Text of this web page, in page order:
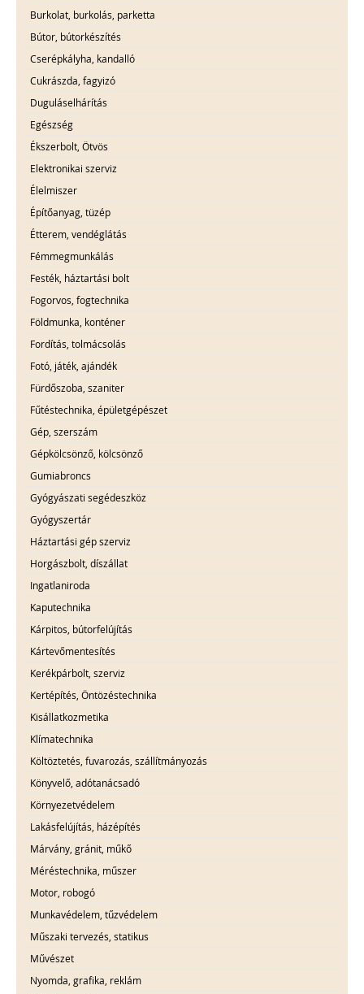
Burkolat, burkolás, parketta
Bútor, bútorkészítés
Cserépkályha, kandalló
Cukrászda, fagyizó
Duguláselhárítás
Egészség
Ékszerbolt, Ötvös
Elektronikai szerviz
Élelmiszer
Építőanyag, tüzép
Étterem, vendéglátás
Fémmegmunkálás
Festék, háztartási bolt
Fogorvos, fogtechnika
Földmunka, konténer
Fordítás, tolmácsolás
Fotó, játék, ajándék
Fürdőszoba, szaniter
Fűtéstechnika, épületgépészet
Gép, szerszám
Gépkölcsönző, kölcsönző
Gumiabroncs
Gyógyászati segédeszköz
Gyógyszertár
Háztartási gép szerviz
Horgászbolt, díszállat
Ingatlaniroda
Kaputechnika
Kárpitos, bútorfelújítás
Kártevőmentesítés
Kerékpárbolt, szerviz
Kertépítés, Öntözéstechnika
Kisállatkozmetika
Klímatechnika
Költöztetés, fuvarozás, szállítmányozás
Könyvelő, adótanácsadó
Környezetvédelem
Lakásfelújítás, házépítés
Márvány, gránit, műkő
Méréstechnika, műszer
Motor, robogó
Munkavédelem, tűzvédelem
Műszaki tervezés, statikus
Művészet
Nyomda, grafika, reklám